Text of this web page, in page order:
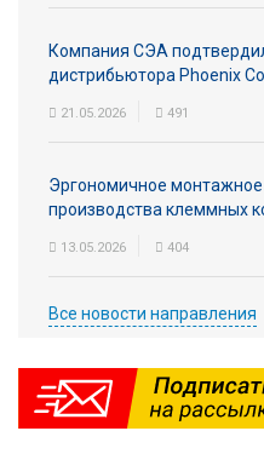
Компания СЭА
дистрибьютора Phoenix
21.05.2026 491
Эргономичное монтажное
производства клеммных
13.05.2026 404
Все новости направления